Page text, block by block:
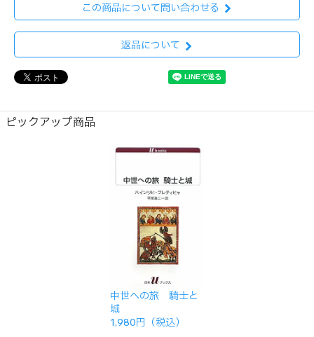
この商品について問い合わせる
返品について
ピックアップ商品
中世への旅 騎士と
城
1,980円（税込）